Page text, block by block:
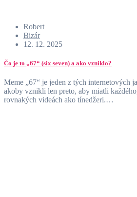
Robert
Bizár
12. 12. 2025
Čo je to „67“ (six seven) a ako vzniklo?
Meme „67“ je jeden z tých internetových
akoby vznikli len preto, aby miatli
rovnakých videách ako tínedžeri.…